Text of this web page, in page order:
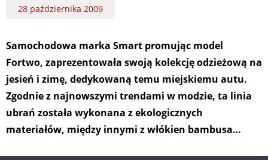
28 października 2009
Samochodowa marka Smart promując model
Fortwo, zaprezentowała swoją kolekcję odzieżową na
jesień i zimę, dedykowaną temu miejskiemu autu.
Zgodnie z najnowszymi trendami w modzie, ta linia
ubrań została wykonana z ekologicznych
materiałów, między innymi z włókien bambusa…